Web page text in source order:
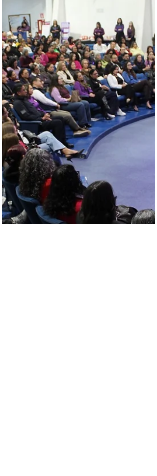
autoridades acerca de una mujer sin vida en una
vivienda en construcción que se ubica en el cruce
la calles Jesús Rojas Alamillo de la mencionada
Colonia.